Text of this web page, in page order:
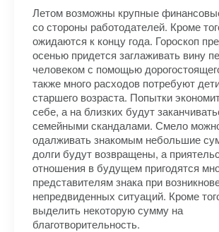
Летом возможны крупные
со стороны работодателей. Кроме
ожидаются к концу года. Гороскоп
осенью придется заглаживать вину
человеком с помощью
также много расходов потребуют
старшего возраста. Попытки
себе, а на близких будут
семейными скандалами. Смело
одалживать знакомым небольшие
долги будут возвращены, а
отношения в будущем пригодятся
представителям знака при
непредвиденных ситуаций. Кроме
выделить некоторую сумму на
благотворительность.